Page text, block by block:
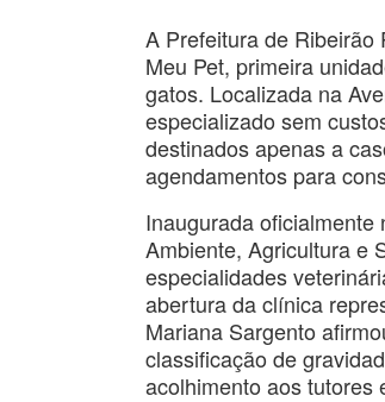
A Prefeitura de Ribeirão
Meu Pet, primeira
gatos. Localizada na
especializado sem
destinados apenas a
agendamentos para
Inaugurada
Ambiente, Agricultura e
especialidades
abertura da clínica
Mariana Sargento
classificação de
acolhimento aos tutores